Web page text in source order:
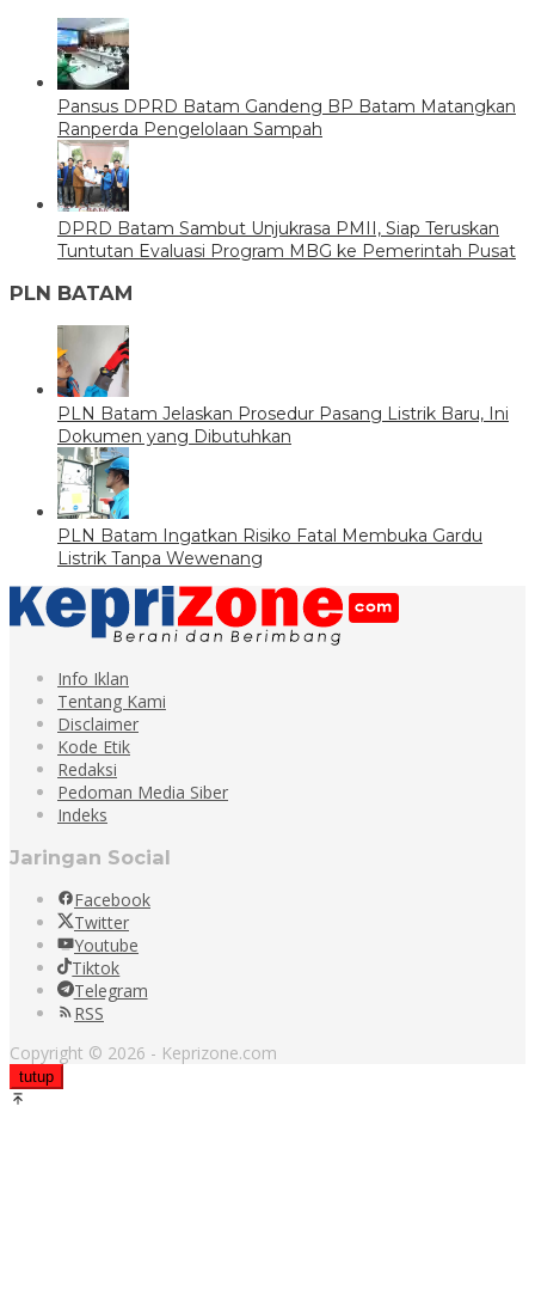
Pansus DPRD Batam Gandeng BP Batam Matangkan
Ranperda Pengelolaan Sampah
DPRD Batam Sambut Unjukrasa PMII, Siap Teruskan
Tuntutan Evaluasi Program MBG ke Pemerintah Pusat
PLN BATAM
PLN Batam Jelaskan Prosedur Pasang Listrik Baru, Ini
Dokumen yang Dibutuhkan
PLN Batam Ingatkan Risiko Fatal Membuka Gardu
Listrik Tanpa Wewenang
Info Iklan
Tentang Kami
Disclaimer
Kode Etik
Redaksi
Pedoman Media Siber
Indeks
Jaringan Social
Facebook
Twitter
Youtube
Tiktok
Telegram
RSS
Copyright © 2026 - Keprizone.com
tutup